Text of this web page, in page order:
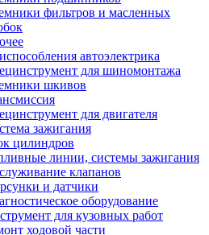
фильтров и масленных
автоэлектрика
для шиномонтажа
шкивов
для двигателя
зажигания
цилиндров
линии, системы зажигания
клапанов
и датчики
оборудование
для кузовных работ
ходовой части